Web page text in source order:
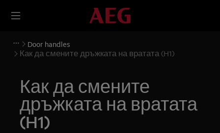
Door handles
Как да смените дръжката на вратата (H1)
Как да смените
дръжката на вратата
(H1)